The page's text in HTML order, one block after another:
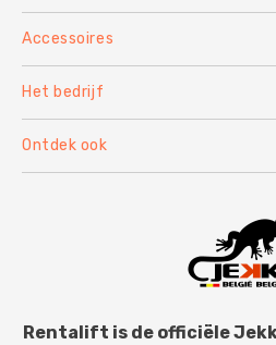
Accessoires
Het bedrijf
Ontdek ook
Rentalift is de officiële